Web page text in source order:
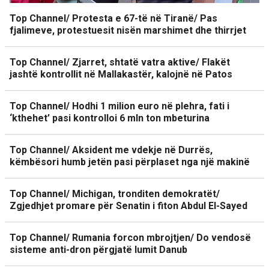
Top Channel/ Protesta e 67-të në Tiranë/ Pas
fjalimeve, protestuesit nisën marshimet dhe thirrjet
Top Channel/ Zjarret, shtatë vatra aktive/ Flakët
jashtë kontrollit në Mallakastër, kalojnë në Patos
Top Channel/ Hodhi 1 milion euro në plehra, fati i
‘kthehet’ pasi kontrolloi 6 mln ton mbeturina
Top Channel/ Aksident me vdekje në Durrës,
këmbësori humb jetën pasi përplaset nga një makinë
Top Channel/ Michigan, tronditen demokratët/
Zgjedhjet promare për Senatin i fiton Abdul El-Sayed
Top Channel/ Rumania forcon mbrojtjen/ Do vendosë
sisteme anti-dron përgjatë lumit Danub